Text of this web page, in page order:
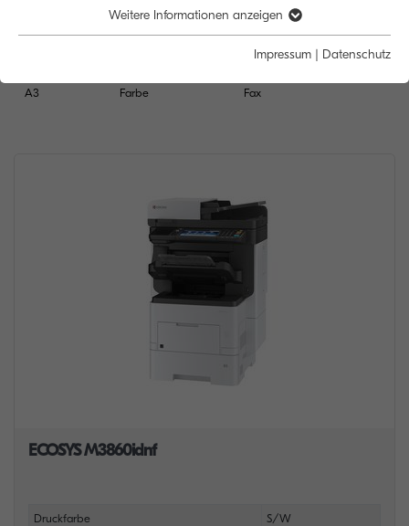
A3 Farbe
Scan
Fax
ECOSYS M3860idnf
Druckfarbe S/W
Weitere Informationen anzeigen
Impressum | Datenschutz